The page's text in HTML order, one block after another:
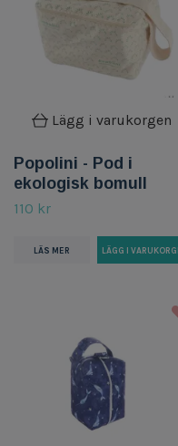
Lägg i varukorgen
Popolini - Pod i
ekologisk bomull
110 kr
LÄS MER